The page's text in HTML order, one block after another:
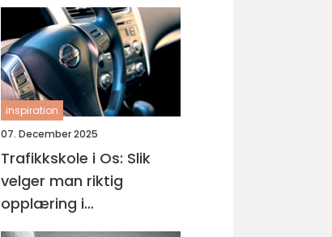
inspiration
07. December 2025
Trafikkskole i Os: Slik
velger man riktig
opplæring i
Bjørnafjorden